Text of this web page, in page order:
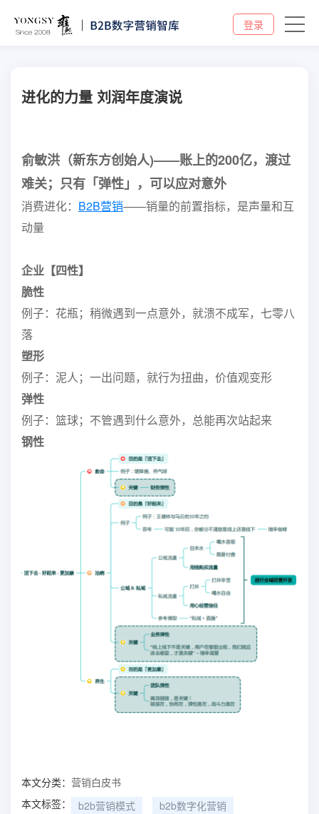
登录
进化的力量 刘润年度演说
俞敏洪（新东方创始人)——账上的200亿，渡过
难关；只有「弹性」，可以应对意外
消费进化： B2B营销——销量的前置指标，是声量和互
动量
企业【四性】
脆性
例子：花瓶；稍微遇到一点意外，就溃不成军，七零八
落
塑形
例子：泥人；一出问题，就行为扭曲，价值观变形
弹性
例子：篮球；不管遇到什么意外，总能再次站起来
钢性
本文分类： 营销白皮书
本文标签：
b2b营销模式
b2b数字化营销